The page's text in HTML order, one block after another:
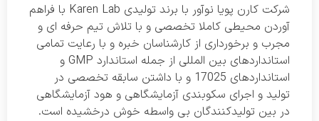
شرکت کارن پویا نوآور با برند تولیدی Karen Lab با فراهم
آوردن محیطی کاملا تخصصی و با تلاش تیم حرفه ای و
مجرب و برخورداری از کارشناسان خبره و با رعایت تمامی
استانداردهای بین المللی از جمله استاندارد GMP و
استانداردهای 17025 و با داشتن سابقه تخصصی در
تولید و اجرای سکوبندی آزمایشگاهی و هود آزمایشگاهی
در بین تولیدکنندگان بی واسطه خوش درخشیده است.